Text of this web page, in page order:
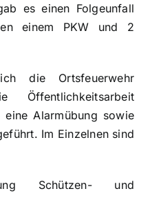
es einen Folgeunfall
einem PKW und 2
die Ortsfeuerwehr
Alarmübung sowie
Im Einzelnen sind
Schützen- und